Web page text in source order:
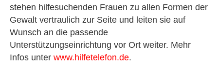
stehen hilfesuchenden Frauen zu allen Formen der
Gewalt vertraulich zur Seite und leiten sie auf
Wunsch an die passende
Unterstützungseinrichtung vor Ort weiter. Mehr
Infos unter www.hilfetelefon.de.